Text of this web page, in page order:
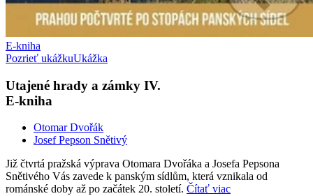
E-kniha
Pozrieť ukážkuUkážka
Utajené hrady a zámky IV.
E-kniha
Otomar Dvořák
Josef Pepson Snětivý
Již čtvrtá pražská výprava Otomara Dvořáka a Josefa Pepsona
Snětivého Vás zavede k panským sídlům, která vznikala od
románské doby až po začátek 20. století. Čítať viac